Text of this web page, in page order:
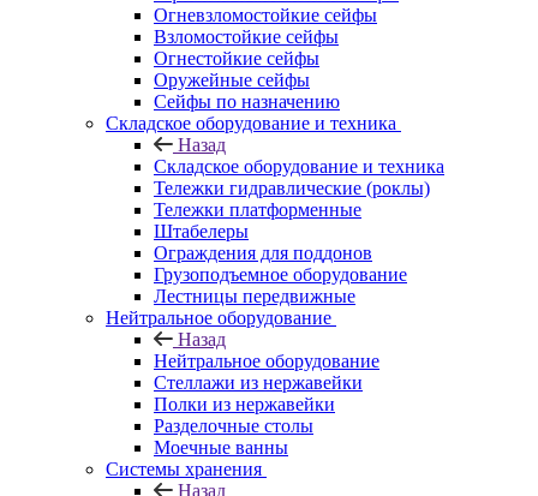
Огневзломостойкие сейфы
Взломостойкие сейфы
Огнестойкие сейфы
Оружейные сейфы
Сейфы по назначению
Складское оборудование и техника
Назад
Складское оборудование и техника
Тележки гидравлические (роклы)
Тележки платформенные
Штабелеры
Ограждения для поддонов
Грузоподъемное оборудование
Лестницы передвижные
Нейтральное оборудование
Назад
Нейтральное оборудование
Стеллажи из нержавейки
Полки из нержавейки
Разделочные столы
Моечные ванны
Системы хранения
Назад